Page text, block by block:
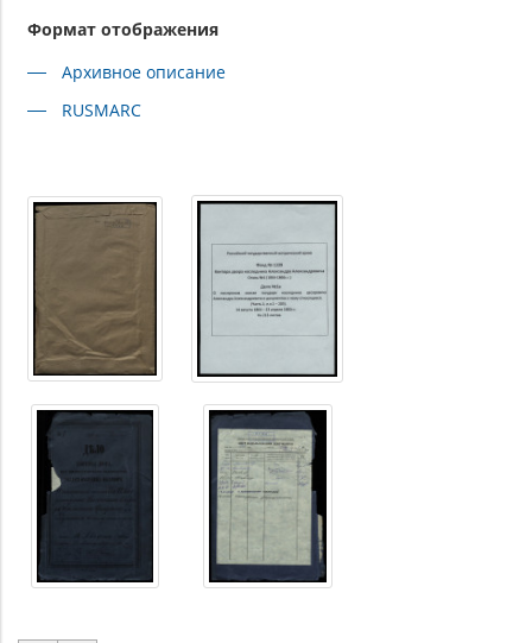
Формат отображения
Архивное описание
RUSMARC